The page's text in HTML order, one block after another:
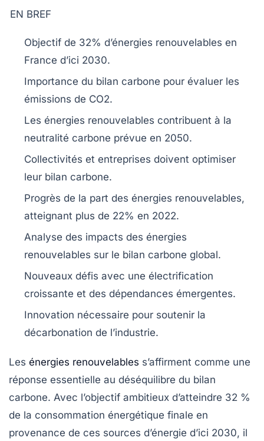
EN BREF
Objectif de 32% d’énergies renouvelables en
France d’ici 2030.
Importance du bilan carbone pour évaluer les
émissions de CO2.
Les énergies renouvelables contribuent à la
neutralité carbone prévue en 2050.
Collectivités et entreprises doivent optimiser
leur bilan carbone.
Progrès de la part des énergies renouvelables,
atteignant plus de 22% en 2022.
Analyse des impacts des énergies
renouvelables sur le bilan carbone global.
Nouveaux défis avec une électrification
croissante et des dépendances émergentes.
Innovation nécessaire pour soutenir la
décarbonation de l’industrie.
Les énergies renouvelables s’affirment comme une
réponse essentielle au déséquilibre du bilan
carbone. Avec l’objectif ambitieux d’atteindre 32 %
de la consommation énergétique finale en
provenance de ces sources d’énergie d’ici 2030, il